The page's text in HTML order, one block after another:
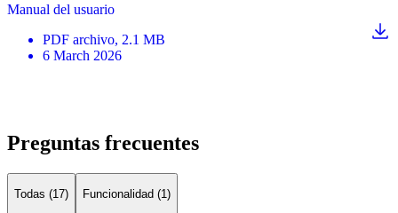
Manual del usuario
PDF archivo, 2.1 MB
6 March 2026
Preguntas frecuentes
Todas (17) Funcionalidad (1)